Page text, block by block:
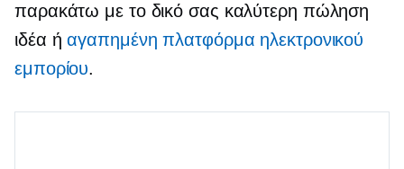
παρακάτω με το δικό σας καλύτερη πώληση
ιδέα ήαγαπημένη πλατφόρμα ηλεκτρονικού
εμπορίου.